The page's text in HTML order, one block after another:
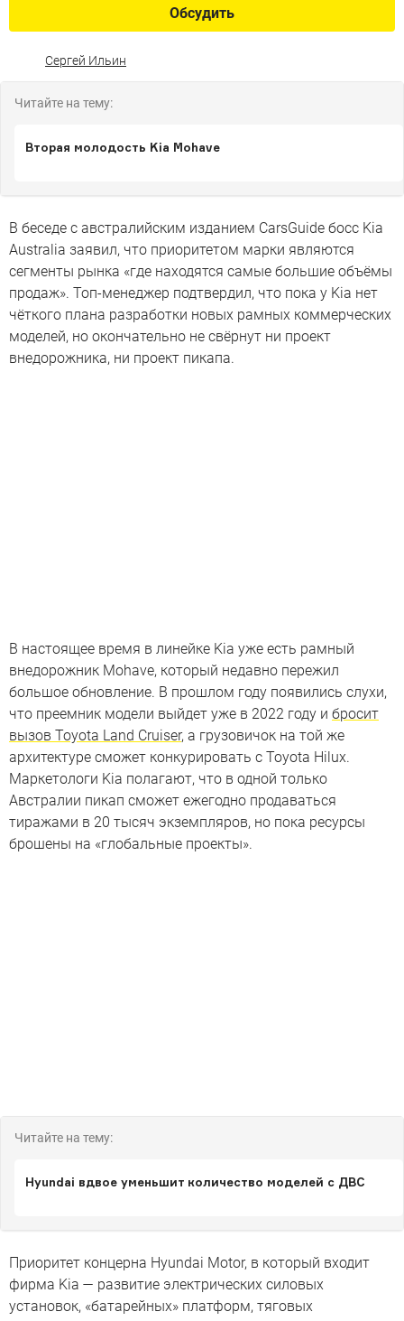
Обсудить
Сергей Ильин
Читайте на тему:
Вторая молодость Kia Mohave
В беседе с австралийским изданием CarsGuide босс Kia
Australia заявил, что приоритетом марки являются
сегменты рынка «где находятся самые большие объёмы
продаж». Топ-менеджер подтвердил, что пока у Kia нет
чёткого плана разработки новых рамных коммерческих
моделей, но окончательно не свёрнут ни проект
внедорожника, ни проект пикапа.
В настоящее время в линейке Kia уже есть рамный
внедорожник Mohave, который недавно пережил
большое обновление. В прошлом году появились слухи,
что преемник модели выйдет уже в 2022 году и бросит
вызов Toyota Land Cruiser, а грузовичок на той же
архитектуре сможет конкурировать с Toyota Hilux.
Маркетологи Kia полагают, что в одной только
Австралии пикап сможет ежегодно продаваться
тиражами в 20 тысяч экземпляров, но пока ресурсы
брошены на «глобальные проекты».
Читайте на тему:
Hyundai вдвое уменьшит количество моделей с ДВС
Приоритет концерна Hyundai Motor, в который входит
фирма Kia — развитие электрических силовых
установок, «батарейных» платформ, тяговых